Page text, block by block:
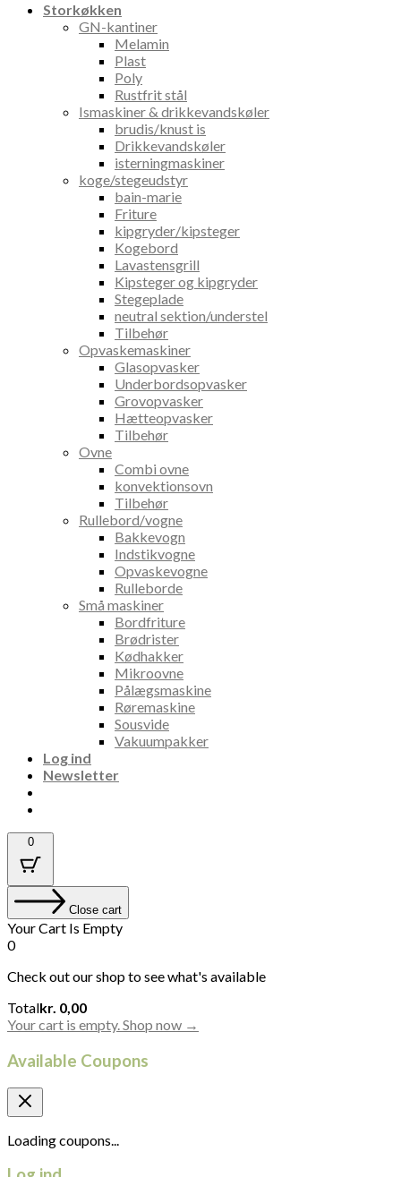
Storkøkken
GN-kantiner
Melamin
Plast
Poly
Rustfrit stål
Ismaskiner & drikkevandskøler
brudis/knust is
Drikkevandskøler
isterningmaskiner
koge/stegeudstyr
bain-marie
Friture
kipgryder/kipsteger
Kogebord
Lavastensgrill
Kipsteger og kipgryder
Stegeplade
neutral sektion/understel
Tilbehør
Opvaskemaskiner
Glasopvasker
Underbordsopvasker
Grovopvasker
Hætteopvasker
Tilbehør
Ovne
Combi ovne
konvektionsovn
Tilbehør
Rullebord/vogne
Bakkevogn
Indstikvogne
Opvaskevogne
Rulleborde
Små maskiner
Bordfriture
Brødrister
Kødhakker
Mikroovne
Pålægsmaskine
Røremaskine
Sousvide
Vakuumpakker
Log ind
Newsletter
0
Close cart
Your Cart Is Empty
0
Check out our shop to see what's available
Cart
Total:
Totalkr. 0,00
Your cart is empty. Shop now →
Available Coupons
Loading coupons...